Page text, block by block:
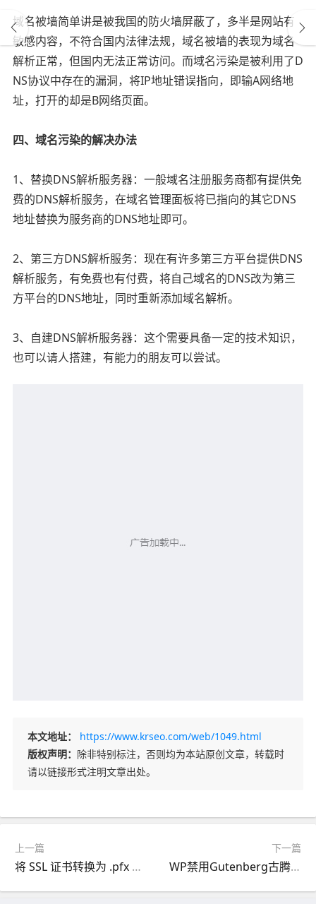
域名被墙简单讲是被我国的防火墙屏蔽了，多半是网站有
敏感内容，不符合国内法律法规，域名被墙的表现为域名
解析正常，但国内无法正常访问。而域名污染是被利用了D
NS协议中存在的漏洞，将IP地址错误指向，即输A网络地
址，打开的却是B网络页面。
四、域名污染的解决办法
1、替换DNS解析服务器：一般域名注册服务商都有提供免
费的DNS解析服务，在域名管理面板将已指向的其它DNS
地址替换为服务商的DNS地址即可。
2、第三方DNS解析服务：现在有许多第三方平台提供DNS
解析服务，有免费也有付费，将自己域名的DNS改为第三
方平台的DNS地址，同时重新添加域名解析。
3、自建DNS解析服务器：这个需要具备一定的技术知识，
也可以请人搭建，有能力的朋友可以尝试。
本文地址：
https://www.krseo.com/web/1049.html
版权声明： 除非特别标注，否则均为本站原创文章，转载时
请以链接形式注明文章出处。
上一篇
将 SSL 证书转换为 .pfx 格式（Microsoft IIS）
下一篇
WP禁用Gutenberg古腾堡区块编辑器的3种方法